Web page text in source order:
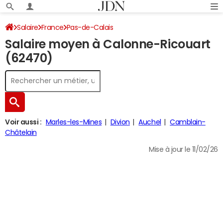
Salaire France Pas-de-Calais
Salaire moyen à Calonne-Ricouart
(62470)
Voir aussi : Marles-les-Mines Divion Auchel
Camblain-
Châtelain
Mise à jour le 11/02/26